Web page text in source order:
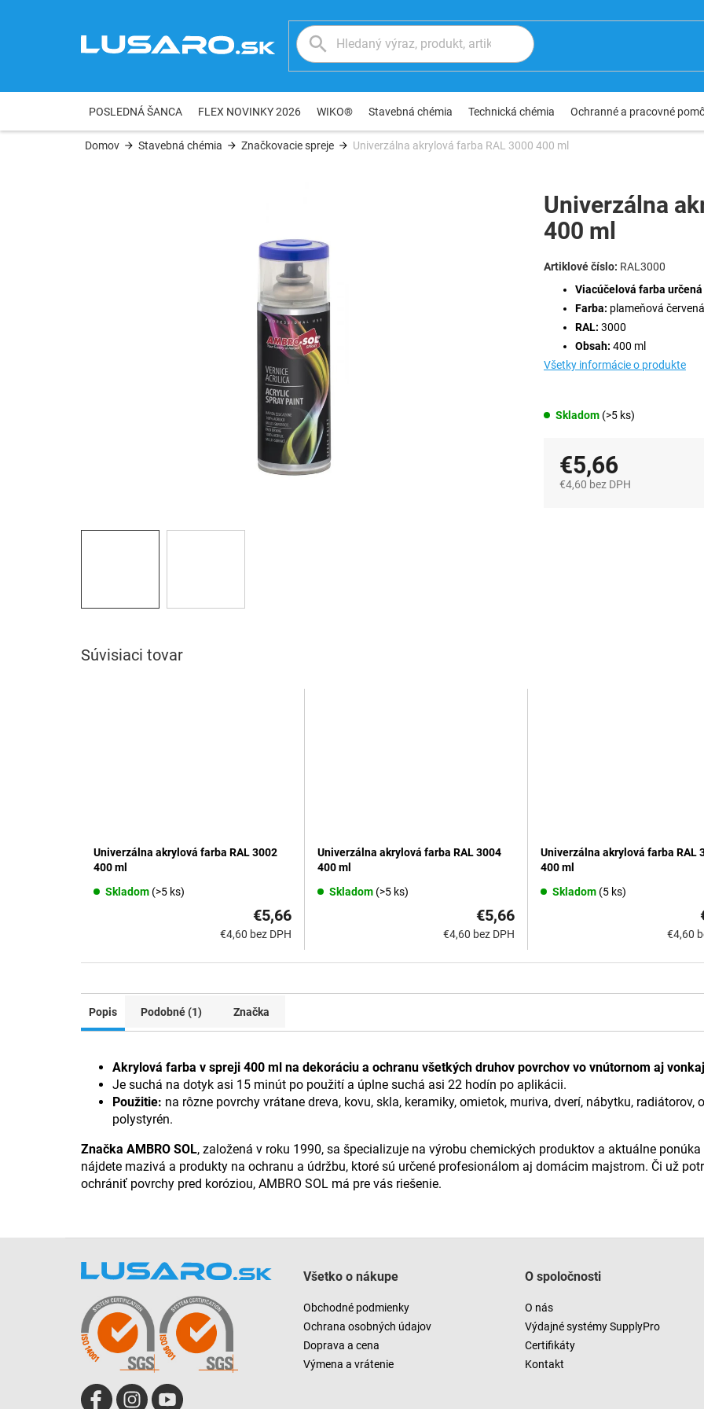
POSLEDNÁ ŠANCA FLEX NOVINKY 2026 WIKO® Stavebná chémia Technická chémia Ochranné a pracovné
Domov Stavebná chémia Značkovacie spreje Univerzálna akrylová farba RAL 3000 400 ml
Skladom (>5 ks)
Viacúčelová farba
Farba: plameňová
RAL: 3000
Obsah: 400 ml
Všetky informácie o produkte
Univerzálna
400 ml
RAL3000
€5,66
€4,60 bez DPH
Súvisiaci tovar
Univerzálna akrylová farba RAL 3002
400 ml
Skladom (>5 ks)
€4,60 bez DPH
€5,66
Univerzálna akrylová farba RAL 3004
400 ml
Skladom (>5 ks)
€4,60 bez DPH
€5,66
Univerzálna akrylová farba RAL
400 ml
Skladom (5 ks)
€4,60
Popis Podobné (1) Značka
Akrylová farba v spreji 400 ml na dekoráciu a ochranu všetkých druhov povrchov vo vnútornom aj
Je suchá na dotyk asi 15 minút po použití a úplne suchá asi 22 hodín po aplikácii.
Použitie: na rôzne povrchy vrátane dreva, kovu, skla, keramiky, omietok, muriva, dverí, nábytku, radiátorov,
polystyrén.
Značka AMBRO SOL, založená v roku 1990, sa špecializuje na výrobu chemických produktov a aktuálne
nájdete mazivá a produkty na ochranu a údržbu, ktoré sú určené profesionálom aj domácim majstrom. Či už
ochrániť povrchy pred koróziou, AMBRO SOL má pre vás riešenie.
Všetko o nákupe
Obchodné podmienky
Ochrana osobných údajov
Doprava a cena
Výmena a vrátenie
O spoločnosti
O nás
Výdajné systémy SupplyPro
Certifikáty
Kontakt